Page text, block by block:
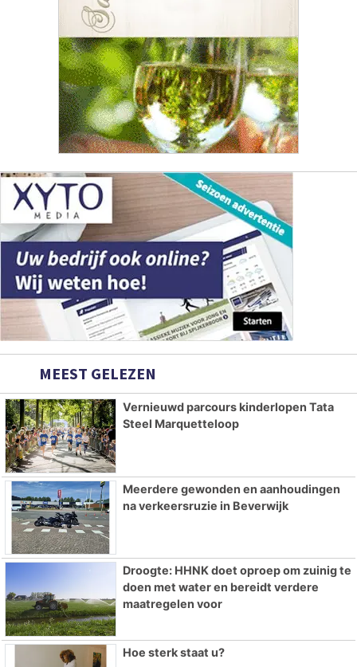
MEEST GELEZEN
Vernieuwd parcours kinderlopen Tata
Steel Marquetteloop
Meerdere gewonden en aanhoudingen
na verkeersruzie in Beverwijk
Droogte: HHNK doet oproep om zuinig te
doen met water en bereidt verdere
maatregelen voor
Hoe sterk staat u?